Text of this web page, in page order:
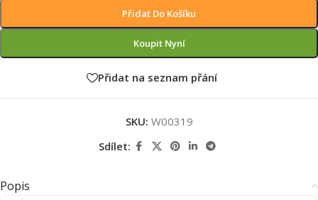
Přidat Do Košíku
Koupit Nyní
Přidat na seznam přání
SKU: W00319
Sdílet:
Popis